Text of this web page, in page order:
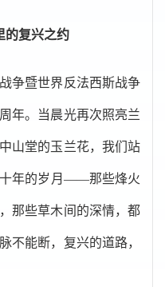
的复兴之约
争暨世界反法西斯战争
年。当晨光再次照亮兰
山堂的玉兰花，我们站
年的岁月——那些烽火
那些草木间的深情，都
不能断，复兴的道路，